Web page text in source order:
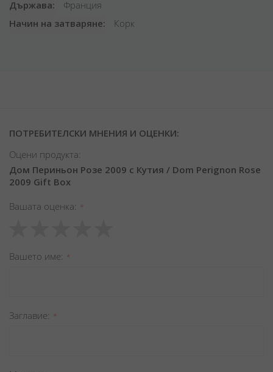
Държава
Франция
Начин на затваряне
Корк
ПОТРЕБИТЕЛСКИ МНЕНИЯ И ОЦЕНКИ:
Оцени продукта:
Дом Периньон Розе 2009 с Кутия / Dom Perignon Rose
2009 Gift Box
Вашата оценка
star
stars
stars
stars
stars
Вашето име
Заглавиe